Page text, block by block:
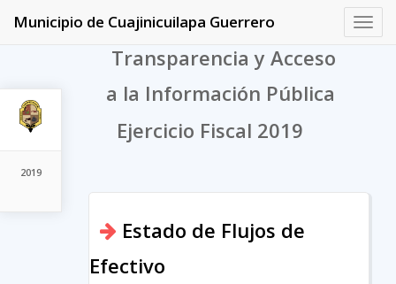
2019
Municipio de Cuajinicuilapa Guerrero
Transparencia y Acceso
a la Información Pública
Ejercicio Fiscal 2019
Estado de Flujos de
Efectivo